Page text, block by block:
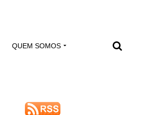
QUEM SOMOS